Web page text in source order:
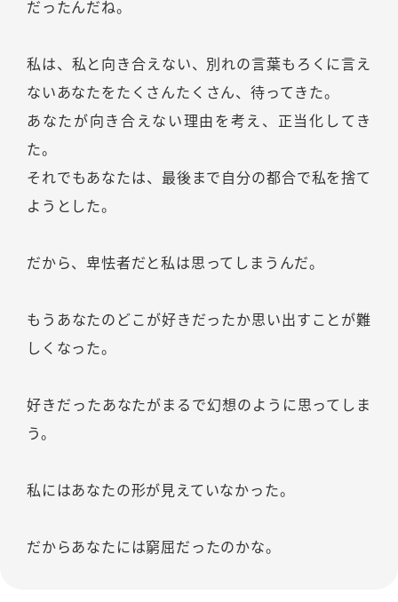
だったんだね。
私は、私と向き合えない、別れの言葉もろくに言え
ないあなたをたくさんたくさん、待ってきた。
あなたが向き合えない理由を考え、正当化してき
た。
それでもあなたは、最後まで自分の都合で私を捨て
ようとした。
だから、卑怯者だと私は思ってしまうんだ。
もうあなたのどこが好きだったか思い出すことが難
しくなった。
好きだったあなたがまるで幻想のように思ってしま
う。
私にはあなたの形が見えていなかった。
だからあなたには窮屈だったのかな。